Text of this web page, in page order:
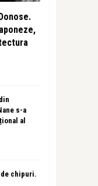
s-a
al
de chipuri.